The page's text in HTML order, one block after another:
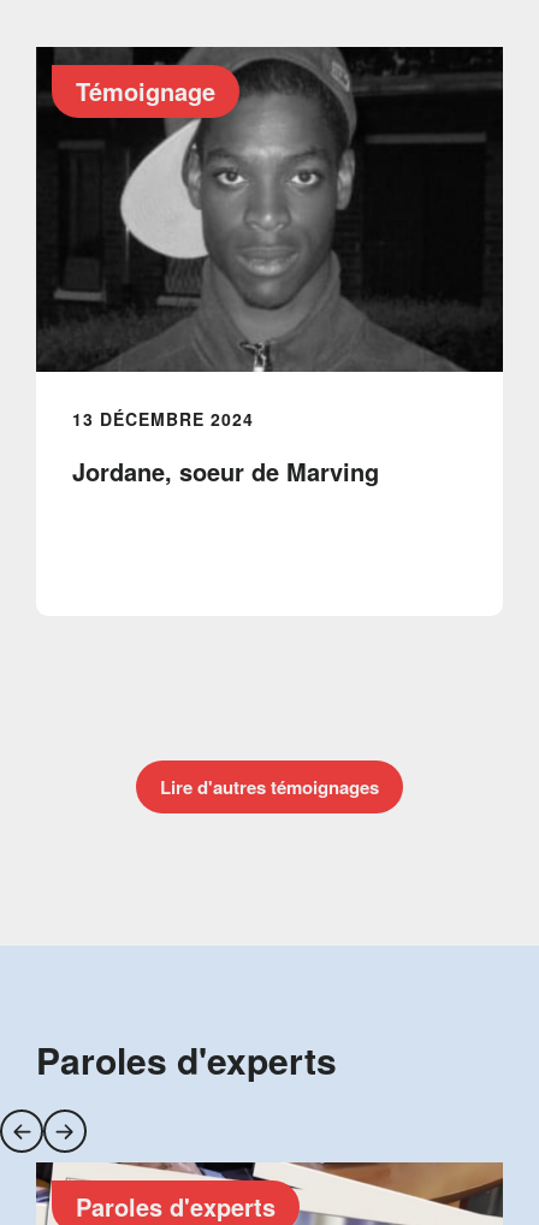
Témoignage
13 DÉCEMBRE 2024
Jordane, soeur de Marving
Lire d'autres témoignages
Paroles d'experts
Paroles d'experts